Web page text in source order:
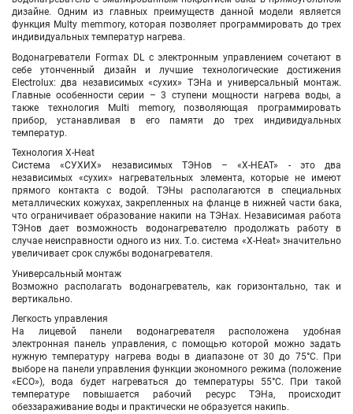
дизайне. Одним из главных преимуществ данной модели является
функция Multy memmory, которая позволяет программировать до трех
индивидуальных температур нагрева.
Водонагреватели Formax DL с электронным управлением сочетают в
себе утонченный дизайн и лучшие технологические достижения
Electrolux: два независимых «сухих» ТЭНа и универсальный монтаж.
Главные особенности серии – 3 ступени мощности нагрева воды, а
также технология Multi memory, позволяющая программировать
прибор, устанавливая в его памяти до трех индивидуальных
температур.
Технология X-Heat
Система «СУХИХ» независимых ТЭНов – «X-HEAT» - это два
независимых «сухих» нагревательных элемента, которые не имеют
прямого контакта с водой. ТЭНы располагаются в специальных
металлических кожухах, закрепленных на фланце в нижней части бака,
что ограничивает образование накипи на ТЭНах. Независимая работа
ТЭНов дает возможность водонагревателю продолжать работу в
случае неисправности одного из них. Т.о. система «X-Heat» значительно
увеличивает срок службы водонагревателя.
Универсальный монтаж
Возможно располагать водонагреватель, как горизонтально, так и
вертикально.
Легкость управления
На лицевой панели водонагревателя расположена удобная
электронная панель управления, с помощью которой можно задать
нужную температуру нагрева воды в диапазоне от 30 до 75°С. При
выборе на панели управления функции экономного режима (положение
«ЕCO»), вода будет нагреваться до температуры 55°С. При такой
температуре повышается рабочий ресурс ТЭНа, происходит
обеззараживание воды и практически не образуется накипь.